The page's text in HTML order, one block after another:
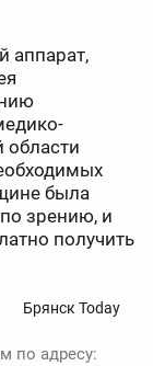
аппарат,
области
была
зрению, и
получить
Брянск Today
по адресу: